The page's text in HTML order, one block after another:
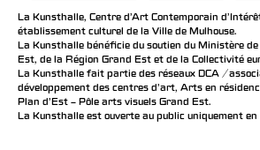
La Kunsthalle, Centre d’Art Contemporain
établissement culturel de la Ville de Mulhouse.
La Kunsthalle bénéficie du soutien du Ministère de
Est, de la Région Grand Est et de la Collectivité
La Kunsthalle fait partie des réseaux DCA /
développement des centres d'art, Arts en
Plan d’Est – Pôle arts visuels Grand Est.
La Kunsthalle est ouverte au public uniquement